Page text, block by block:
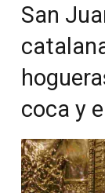
San
coca y